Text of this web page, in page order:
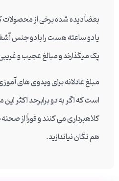
بعضاً دیده شده برخی از
یا دو ساعته هست را با دو جنس
پک میگذارند و مبالغ عجیب و
است که اگر به دو برابرحد اکثر
کلاهبرداری می کنند و فوراً از
هم نگان نیاندازید.